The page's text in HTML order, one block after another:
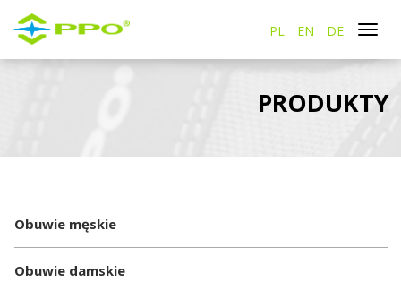
PL EN DE
PRODUKTY
Obuwie męskie
Obuwie damskie